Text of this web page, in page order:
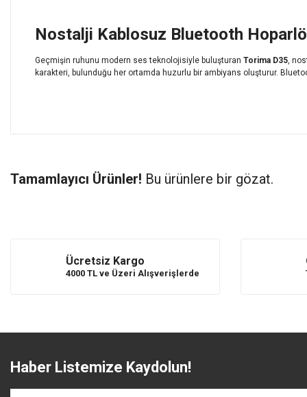
Nostalji Kablosuz Bluetooth
Geçmişin ruhunu modern ses teknolojisiyle buluşturan Torima D35,
karakteri, bulunduğu her ortamda huzurlu bir ambiyans oluşturur.
Ürün resmi kalitesiz, bozuk veya görüntülenemiyor.
Bu ürüne benzer farklı alternatifler olmalı.
Tamamlayıcı Ürünler! Bu ürünlere bir gözat.
Ücretsiz Kargo
4000 TL ve Üzeri Alışverişlerde
Haber Listemize Kaydolun!